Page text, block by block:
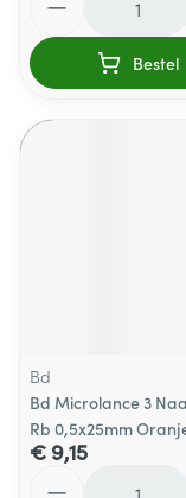
Bestel
Bd
Bd Microlance 3
Rb 0,5x25mm
€ 9,15